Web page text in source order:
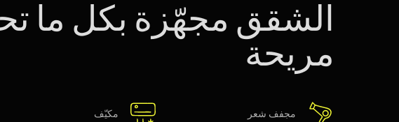
الشقق مجهّزة بكل ما
مريحة
مكيّف مجفف شعر